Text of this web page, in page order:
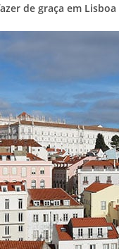
de graça em Lisboa